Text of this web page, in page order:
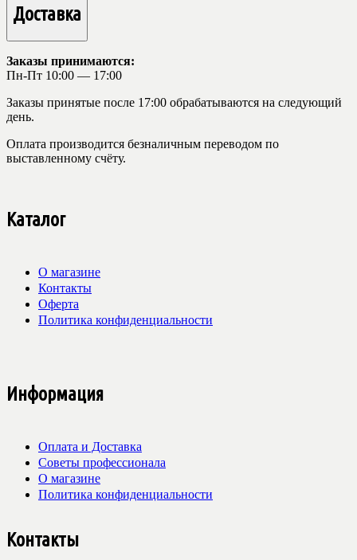
Доставка
Заказы принимаются:
Пн-Пт 10:00 — 17:00
Заказы принятые после 17:00 обрабатываются на следующий
день.
Оплата производится безналичным переводом по
выставленному счёту.
Каталог
О магазине
Контакты
Оферта
Политика конфиденциальности
Информация
Оплата и Доставка
Советы профессионала
О магазине
Политика конфиденциальности
Контакты